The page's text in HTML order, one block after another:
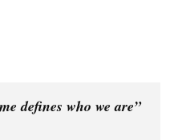
defines who we are”